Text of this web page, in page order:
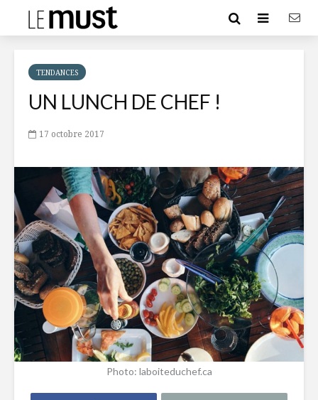
TENDANCES
UN LUNCH DE CHEF !
17 octobre 2017
Photo: laboiteduchef.ca
7 façons de
remplacer le pain